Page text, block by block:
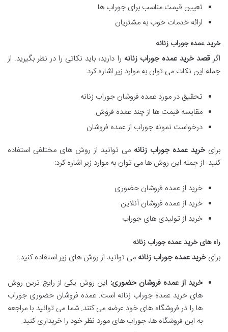
تعیین قیمت مناسب برای جوراب ها
ارائه خدمات خوب به مشتریان
خرید عمده جوراب زنانه
اگرقصد خرید عمده جوراب زنانه را دارید، باید نکاتی را در نظر بگیرید. از
جمله این نکات می توان به موارد زیر اشاره کرد:
تحقیق در مورد عمده فروشان جوراب زنانه
مقایسه قیمت ها از چند عمده فروش
درخواست نمونه جوراب از عمده فروشان
برایخرید عمده جوراب زنانه می توانید از روش های مختلفی استفاده
کنید. از جمله این روش ها می توان به موارد زیر اشاره کرد:
خرید از عمده فروشان حضوری
خرید از عمده فروشان آنلاین
خرید از تولیدی های جوراب
راه های خرید عمده جوراب زنانه
برایخرید عمده جوراب زنانه می توانید از روش های زیر استفاده کنید:
خرید از عمده فروشان حضوری: این روش یکی از رایج ترین روش
های خرید عمده جوراب زنانه است. عمده فروشان حضوری جوراب
ها را در فروشگاه های خود عرضه می کنند. شما می توانید با مراجعه
به این فروشگاه ها، جوراب های مورد نظر خود را خریداری کنید.